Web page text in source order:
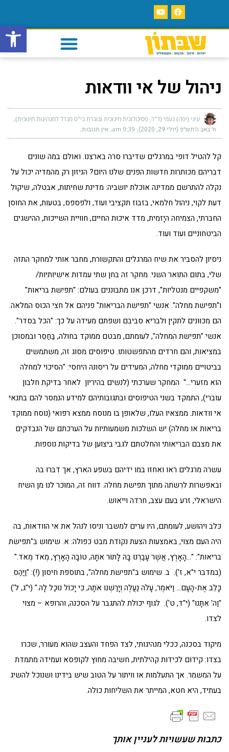
פתח
ניהול של אי וודאות
עיני (יפה) נעמי (ד"ר, פסיכולוגית חינוכית ובוגרת בי"ס מנדל למנהיגות חינוכית)
ח׳ באב ה׳תש״פ (יולי 29, 2020) 9:39 am אין תגובות
קל להטיל דופי במרגלים שדיברו סרה בארצנו. ואולם במה שונים
דבריהם מכותרות חדשות הפנים שלנו היום? הניזון רק מהמדיה יכול על
נקלה להתרשם ממדינה אוכלת יושביה: מדינת שחיתות, אבטלה, שיקול
דעת לקוי, ניהול חלמאי, בזבוז תקציבי ועוד, ולפספס, בטעות, את החוסן
החברתי, הצמיחה היָזמית, מדד איכות החיים, חוויית השייכות, ההישגים
הביטחוניים ועוד ועוד.
ניסיון להסביר את שיח המרגלים והתקשורת, מחבר אותי למחקר התזה
שלי, בתום התואר השני. מחקר זה בחן שתי עמדות אישיותיות/
"משקפיים מנטליות", דרכן אנו מתבוננים בעולם: "תפישת בריאות"
ו"תפישת מחלה". אנשי "תפישת הבריאות" פניהם אל חצי הכוס המלאה.
הם מכוּונים לתקין ולבריא סביבם ושפתם מעידה על כך: "הכל בסדר".
אנשי "תפישת המחלה", לעומתם, מבטם ממוקד בחולה, בַּחַסֵר ובמסוכן
במציאות, והם חרדים מהתפשטותו. טיפוסים מסוג זה, משתמשים
בביטויים ממוקדי מחלה, המעידים על ריסונה היחסי: "הסיכוי למחלה
הוא מזערי…" המחקר שערכתי (לנשים בהיריון לאחר בדיקת חלבון
עוברי), התמקד בשני הטיפוסים ובתגובותיהם למידע הנמסר להם בתנאי
אי וודאות. ממצאיו העלו, שלאופן בו מנוסח ממצא רפואי (נוסח ממוקד
בריאות או מחלה) יש השלכות משמעותיות על הערכתם של הנבדקים
את מצבם הבריאותי והחלטתם לגבי ביצוען של בדיקות נוספות.
עשרה מרגלים ראו ואחזּו במו ידיהם בשפע הארץ, אך דִבּרוּ בה
ובאפשרות לרִשתה מתוך תפישת מחלה. דווח זה, המוּכר לנו מן השיח
הישראלי, זרע בעם עצב, חרדה וייאוש.
כּלב ויהושע, לעומתם, היו ערים למשבר וניסו לנהל את אי הוודאות, בה
היה העם מצוי, באמצעות הצעת נקודת מבט כפולה: א. שימוש ב"תפישת
בריאות": "…הָאָרֶץ, אֲשֶׁר עָבַרְנוּ בָהּ לָתוּר אֹתָהּ, טוֹבָה הָאָרֶץ, מְאֹד מְאֹד."
(במדבר י"א, ז'). ב. שימוש ב"תפישת מחלה", בתוספת חיסון (!): "וַיַּהַס
כָּלֵב אֶת-הָעָם… וַיֹּאמֶר, עָלֹה נַעֲלֶה וְיָרַשְׁנוּ אֹתָהּ, כִּי יָכוֹל נוּכַל לָהּ." (י"ג, ל')
"וַה' אִתָּנוּ" (י"ד, ט'). לגוף יכולת להתגבר על הסכנה, והרופא – מצוי
לצדו.
מיקוד בסכנה, ככלי מנהיגותי, לצד הפחד והעצב שהוא מעורר, שכרו
בצדו: קידום לכידות קהילתית, חשיבה מחוץ לקופסא ועמידה מתמדת
על המשמר. אך התעלמות או וויתור על הטוב שיש בידינו ושנוכל להשיג
בעתיד, היא חטא, המייתר את השליחות כולה.
כתבות שעשויות לעניין אותך